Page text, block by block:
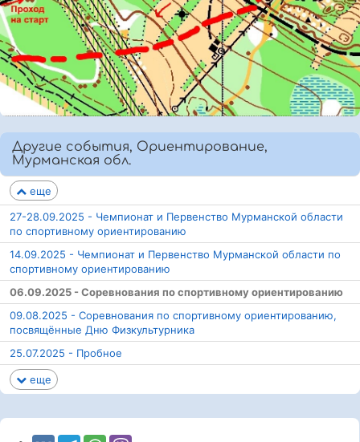
Другие события, Ориентирование,
Мурманская обл.
еще
27-28.09.2025 - Чемпионат и Первенство Мурманской области
по спортивному ориентированию
14.09.2025 - Чемпионат и Первенство Мурманской области по
спортивному ориентированию
06.09.2025 - Соревнования по спортивному ориентированию
09.08.2025 - Соревнования по спортивному ориентированию,
посвящённые Дню Физкультурника
25.07.2025 - Пробное
еще